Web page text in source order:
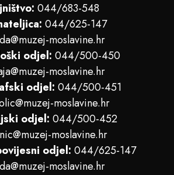
044/683-548
044/625-147
moslavine.hr
odjel: 044/500-450
moslavine.hr
odjel: 044/500-451
moslavine.hr
odjel: 044/500-452
moslavine.hr
odjel: 044/625-147
moslavine.hr